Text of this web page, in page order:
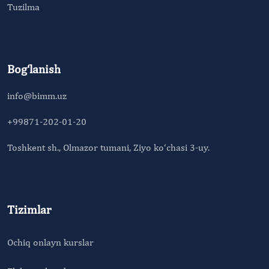
Tuzilma
Bog‘lanish
info@bimm.uz
+99871-202-01-20
Toshkent sh., Olmazor tumani, Ziyo ko‘chasi 3-uy.
Tizimlar
Ochiq onlayn kurslar